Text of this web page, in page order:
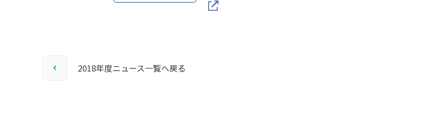
2018年度ニュース一覧へ戻る